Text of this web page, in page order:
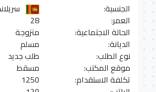
الجنسية:
سريلانكا
العمر:
الحالة الاجتماعية:
متزوجة
الديانة:
مسلم
نوع الطلب:
طلب جديد
موقع المكتب:
مسقط
تكلفة الاستقدام:
1250